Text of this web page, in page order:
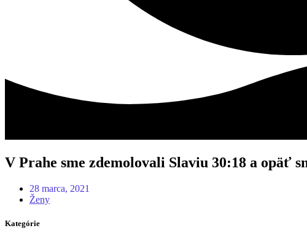
V Prahe sme zdemolovali Slaviu 30:18 a opäť
28 marca, 2021
Ženy
Kategórie